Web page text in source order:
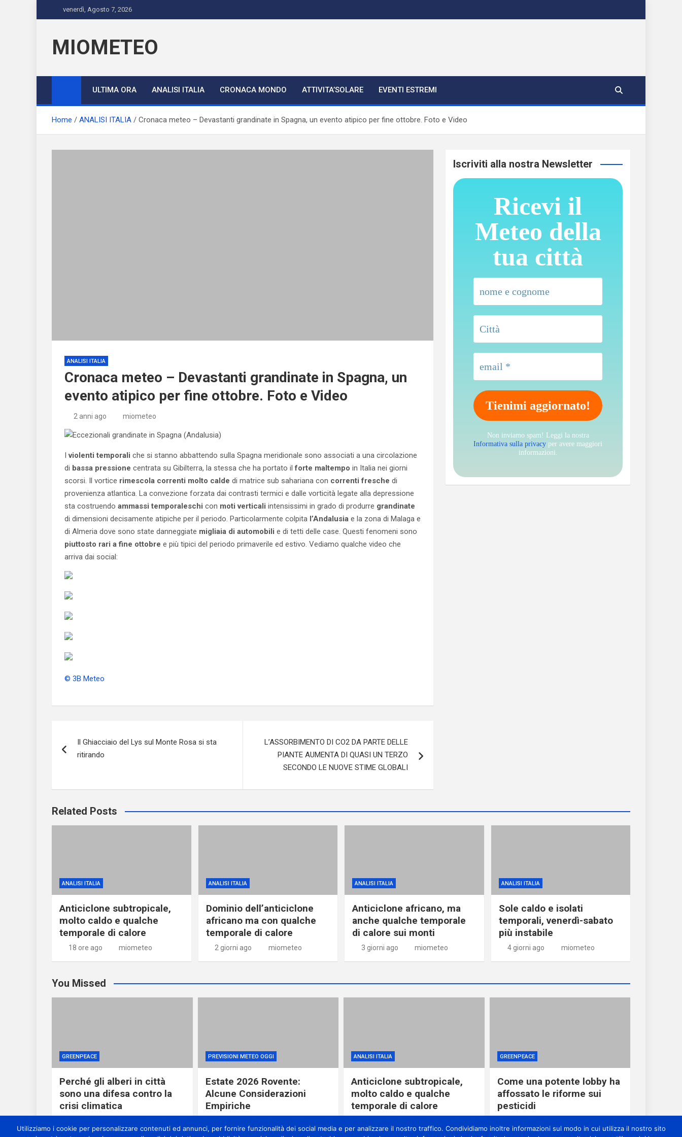
to
venerdì, Agosto 7, 2026
MIOMETEO
ULTIMA ORA ANALISI ITALIA CRONACA MONDO ATTIVITA’SOLARE EVENTI ESTREMI
Home ANALISI ITALIA Cronaca meteo – Devastanti grandinate in Spagna, un evento atipico per fine ottobre. Foto e Video
ANALISI ITALIA
Cronaca meteo – Devastanti grandinate in Spagna, un
evento atipico per fine ottobre. Foto e Video
2 anni ago miometeo
I violenti temporali che si stanno abbattendo sulla Spagna meridionale sono associati a una circolazione
di bassa pressione centrata su Gibilterra, la stessa che ha portato ilforte maltempo in Italia nei giorni
scorsi. Il vortice rimescola correnti molto calde di matrice sub sahariana con correnti fresche di
provenienza atlantica. La convezione forzata dai contrasti termici e dalle vorticità legate alla depressione
sta costruendo ammassi temporaleschi con moti verticali intensissimi in grado di produrre grandinate
di dimensioni decisamente atipiche per il periodo. Particolarmente colpita l’Andalusia e la zona di Malaga e
di Almeria dove sono state danneggiate migliaia di automobili e di tetti delle case. Questi fenomeni sono
piuttosto rari a fine ottobre e più tipici del periodo primaverile ed estivo. Vediamo qualche video che
arriva dai social:
© 3B Meteo
articoli
Il Ghiacciaio del Lys sul Monte Rosa si sta
ritirando
L’ASSORBIMENTO DI CO2 DA PARTE DELLE
PIANTE AUMENTA DI QUASI UN TERZO
SECONDO LE NUOVE STIME GLOBALI
Iscriviti alla nostra Newsletter
Ricevi il
Meteo della
tua città
Non inviamo spam! Leggi la nostra
Informativa sulla privacy per avere maggiori
informazioni.
Related Posts
ANALISI ITALIA
Anticiclone subtropicale,
molto caldo e qualche
temporale di calore
18 ore ago miometeo
ANALISI ITALIA
Dominio dell’anticiclone
africano ma con qualche
temporale di calore
2 giorni ago miometeo
ANALISI ITALIA
Anticiclone africano, ma
anche qualche temporale
di calore sui monti
3 giorni ago miometeo
ANALISI ITALIA
Sole caldo e isolati
temporali, venerdì-sabato
più instabile
4 giorni ago miometeo
You Missed
GREENPEACE
Perché gli alberi in città
sono una difesa contro la
crisi climatica
PREVISIONI METEO OGGI
Estate 2026 Rovente:
Alcune Considerazioni
Empiriche
ANALISI ITALIA
Anticiclone subtropicale,
molto caldo e qualche
temporale di calore
GREENPEACE
Come una potente lobby ha
affossato le riforme sui
pesticidi
Utilizziamo i cookie per personalizzare contenuti ed annunci, per fornire funzionalità dei social media e per analizzare il nostro traffico. Condividiamo inoltre informazioni sul modo in cui utilizza il nostro sito